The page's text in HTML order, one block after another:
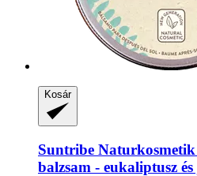
Kosár
Suntribe Naturkosmetik
balzsam -​ eukaliptusz